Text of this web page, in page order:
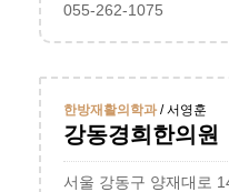
055-262-1075
한방재활의학과/ 서영훈
강동경희한의원
서울 강동구 양재대로